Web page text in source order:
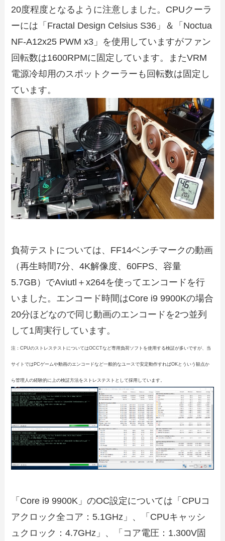
20度程度となるように注意しました。CPUクーラ
ーには「Fractal Design Celsius S36」＆「Noctua
NF-A12x25 PWM x3」を使用していますがファン
回転数は1600RPMに固定しています。またVRM
電源冷却用のスポットクーラーも回転数は固定し
ています。
負荷テストについては、FF14ベンチマークの動画
（再生時間7分、4K解像度、60FPS、容量
5.7GB）でAviutl＋x264を使ってエンコードを行
いました。エンコード時間はCore i9 9900Kの場合
20分ほどなので同じ動画のエンコードを2つ並列
して1周実行しています。
注：CPUのストレステストについてはOCCTなど専用負荷ソフトを使用する検証が多いですが、当
サイトではPCゲームや動画のエンコードなど一般的なユースで安定動作すればOKとういう観点か
ら管理人の経験的に上の検証方法をストレステストとして採用しています。
「Core i9 9900K」のOC設定については「CPUコ
アクロック全コア：5.1GHz」、「CPUキャッシ
ュクロック：4.7GHz」、「コア電圧：1.300V固